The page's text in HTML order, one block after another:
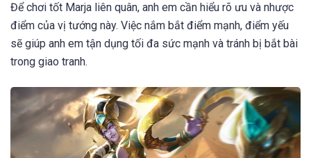
Để chơi tốt Marja liên quân, anh em cần hiểu rõ ưu và nhược
điểm của vị tướng này. Việc nắm bắt điểm mạnh, điểm yếu
sẽ giúp anh em tận dụng tối đa sức mạnh và tránh bị bắt bài
trong giao tranh.